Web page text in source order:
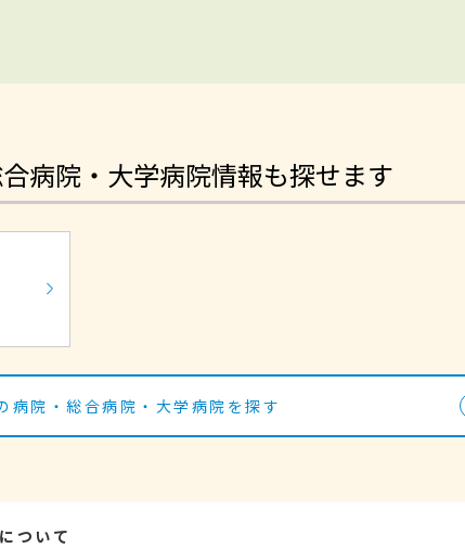
病院・大学病院情報も探せます
病院・総合病院・大学病院を探す
ついて